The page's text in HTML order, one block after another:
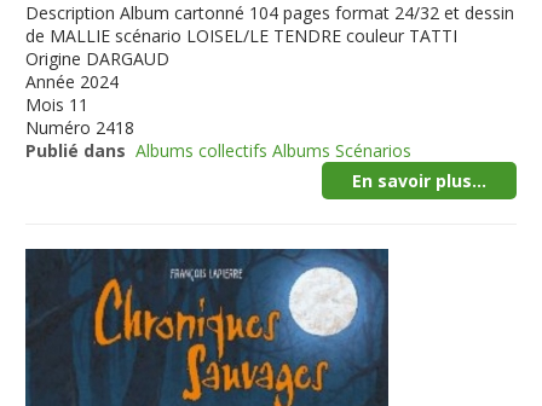
Description Album cartonné 104 pages format 24/32 et dessin
de MALLIE scénario LOISEL/LE TENDRE couleur TATTI
Origine DARGAUD
Année 2024
Mois 11
Numéro 2418
Publié dans Albums collectifs Albums Scénarios
En savoir plus...